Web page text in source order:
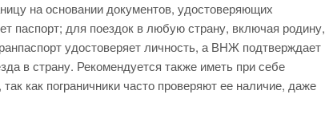
на основании документов, удостоверяющих
паспорт; для поездок в любую страну, включая родину,
удостоверяет личность, а ВНЖ подтверждает
в страну. Рекомендуется также иметь при себе
как пограничники часто проверяют ее наличие, даже